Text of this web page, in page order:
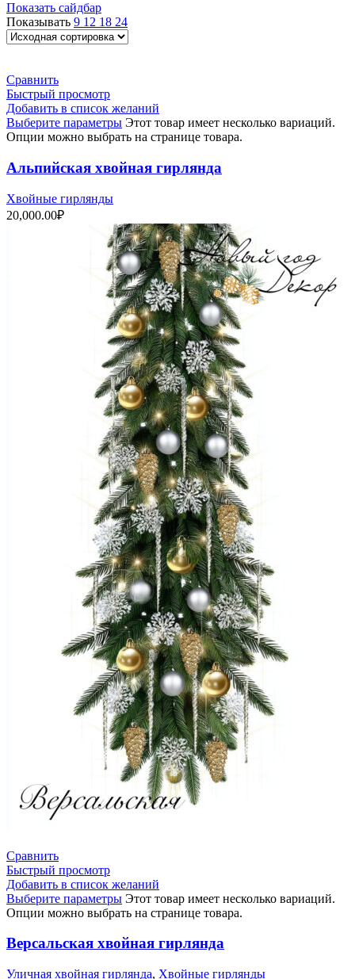
Показать сайдбар
Показывать 9 12 18 24
Сравнить
Быстрый просмотр
Добавить в список желаний
Выберите параметры Этот товар имеет несколько вариаций.
Опции можно выбрать на странице товара.
Альпийская хвойная гирлянда
Хвойные гирлянды
20,000.00₽
Сравнить
Быстрый просмотр
Добавить в список желаний
Выберите параметры Этот товар имеет несколько вариаций.
Опции можно выбрать на странице товара.
Версальская хвойная гирлянда
Уличная хвойная гирлянда, Хвойные гирлянды